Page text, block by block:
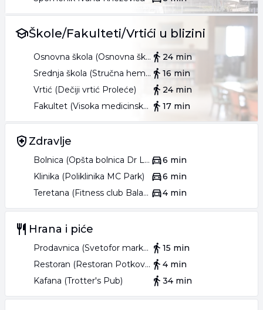
Škole/Fakulteti/Vrtići u blizini
Osnovna škola (Osnovna škola Stojan Novaković)
24 min
Srednja škola (Stručna hemijska i tekstilna škola Šabac)
16 min
Vrtić (Dečiji vrtić Proleće)
24 min
Fakultet (Visoka medicinska i poslovno-tehnološka škola strukovnih studija)
17 min
Zdravlje
Bolnica (Opšta bolnica Dr Laza K. Lazarević Šabac)
6 min
Klinika (Poliklinika MC Park)
6 min
Teretana (Fitness club Balance)
4 min
Hrana i piće
Prodavnica (Svetofor market)
15 min
Restoran (Restoran Potkovica)
4 min
Kafana (Trotter's Pub)
34 min